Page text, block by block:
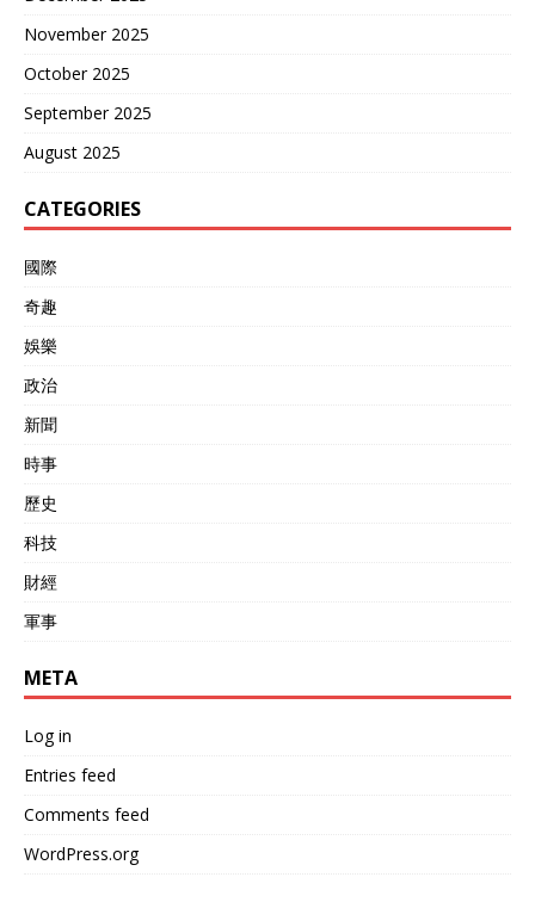
November 2025
October 2025
September 2025
August 2025
CATEGORIES
國際
奇趣
娛樂
政治
新聞
時事
歷史
科技
財經
軍事
META
Log in
Entries feed
Comments feed
WordPress.org